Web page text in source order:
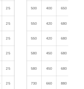
25 500 400 650
25 550 420 680
25 550 420 680
25 580 450 680
25 580 450 680
25 730 660 880